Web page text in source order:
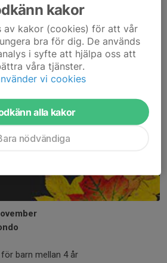
barn mellan 4 år
kakor
av kakor (cookies) för att vår
bra för dig. De används
i syfte att hjälpa oss att
våra tjänster.
vi cookies
alla kakor
nödvändiga